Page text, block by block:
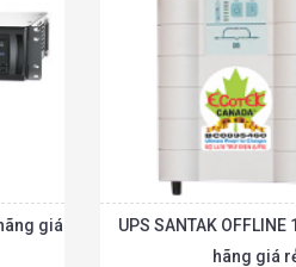
giá
UPS SANTAK
hãng giá